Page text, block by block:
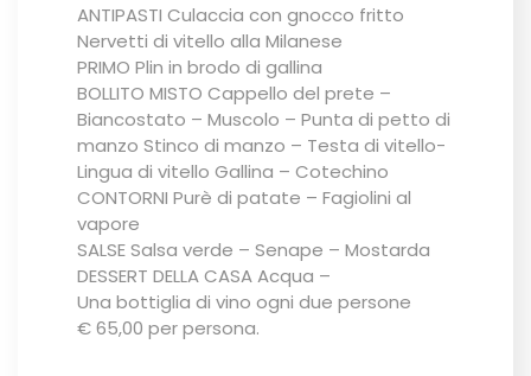
ANTIPASTI Culaccia con gnocco fritto
Nervetti di vitello alla Milanese
PRIMO Plin in brodo di gallina
BOLLITO MISTO Cappello del prete –
Biancostato – Muscolo – Punta di petto di
manzo Stinco di manzo – Testa di vitello-
Lingua di vitello Gallina – Cotechino
CONTORNI Purè di patate – Fagiolini al
vapore
SALSE Salsa verde – Senape – Mostarda
DESSERT DELLA CASA Acqua –
Una bottiglia di vino ogni due persone
€ 65,00 per persona.